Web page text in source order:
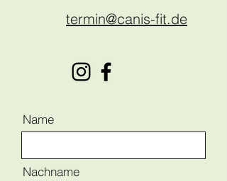
termin@canis-fit.de
Name
Nachname